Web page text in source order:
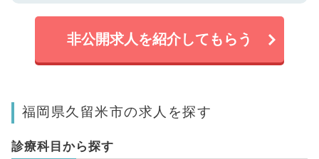
非公開求人を紹介してもらう
福岡県久留米市の求人を探す
診療科目から探す